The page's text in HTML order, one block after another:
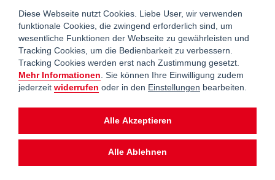
WOHNSERVICE WIEN
WOHNBERATUNG WIEN
MIETERHILFE
wohnpartner ist ein Service von
Diese Webseite nutzt Cookies. Liebe User, wir verwenden
funktionale Cookies, die zwingend erforderlich sind, um
wesentliche Funktionen der Webseite zu gewährleisten und
Tracking Cookies, um die Bedienbarkeit zu verbessern.
Tracking Cookies werden erst nach Zustimmung gesetzt.
Mehr Informationen . Sie können Ihre Einwilligung zudem
jederzeit widerrufen oder in den Einstellungen bearbeiten.
Alle Akzeptieren
Alle Ablehnen